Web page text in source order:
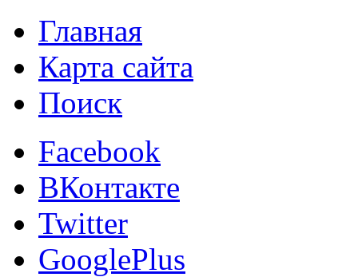
Главная
Карта сайта
Поиск
Facebook
ВКонтакте
Twitter
GooglePlus